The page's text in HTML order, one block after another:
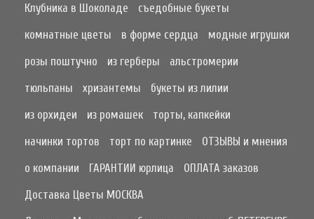
Клубника в Шоколаде
съедобные букеты
комнатные цветы
в форме сердца
модные игрушки
розы поштучно
из герберы
альстромерии
тюльпаны
хризантемы
букеты из лилии
из орхидеи
из ромашек
торты, капкейки
начинки тортов
торт по картинке
ОТЗЫВЫ и мнения
о компании
ГАРАНТИИ юрлица
ОПЛАТА заказов
Доставка Цветы МОСКВА